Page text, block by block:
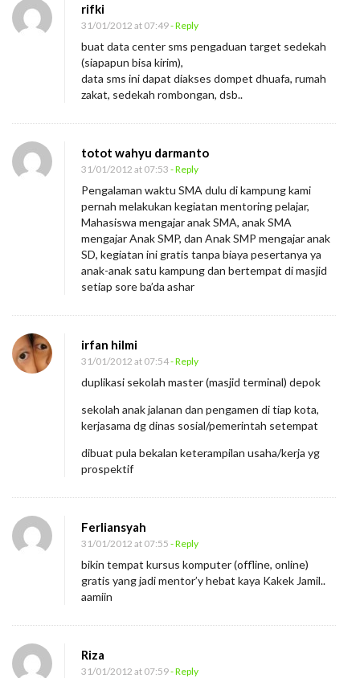
rifki
31/01/2012 at 07:49- Reply
buat data center sms pengaduan target sedekah
(siapapun bisa kirim),
data sms ini dapat diakses dompet dhuafa, rumah
zakat, sedekah rombongan, dsb..
totot wahyu darmanto
31/01/2012 at 07:53 - Reply
Pengalaman waktu SMA dulu di kampung kami
pernah melakukan kegiatan mentoring pelajar,
Mahasiswa mengajar anak SMA, anak SMA
mengajar Anak SMP, dan Anak SMP mengajar anak
SD, kegiatan ini gratis tanpa biaya pesertanya ya
anak-anak satu kampung dan bertempat di masjid
setiap sore ba’da ashar
irfan hilmi
31/01/2012 at 07:54- Reply
duplikasi sekolah master (masjid terminal) depok
sekolah anak jalanan dan pengamen di tiap kota,
kerjasama dg dinas sosial/pemerintah setempat
dibuat pula bekalan keterampilan usaha/kerja yg
prospektif
Ferliansyah
31/01/2012 at 07:55 - Reply
bikin tempat kursus komputer (offline, online)
gratis yang jadi mentor’y hebat kaya Kakek Jamil..
aamiin
Riza
31/01/2012 at 07:59- Reply